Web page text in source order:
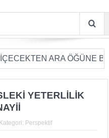
ARA ÖĞÜNE BALIN
YETERLİLİK
Kategori: Perspektif